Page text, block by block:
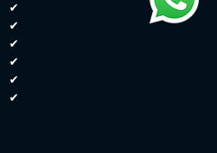
✔
✔
✔
✔
✔
✔